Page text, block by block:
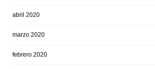
abril 2020
marzo 2020
febrero 2020